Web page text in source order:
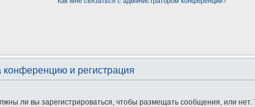
конференцию и регистрация
ли вы зарегистрироваться, чтобы размещать сообщения, или